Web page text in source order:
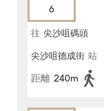
6
往 尖沙咀碼頭
尖沙咀德成街 站
距離 240m